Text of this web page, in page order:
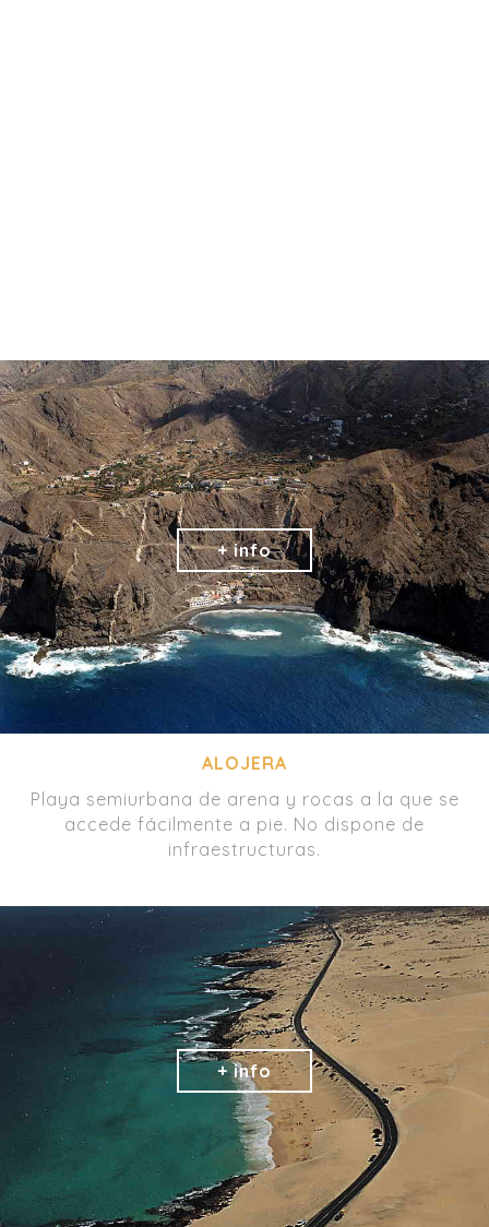
ALOJERA
Playa semiurbana de arena y rocas a la que se
accede fácilmente a pie. No dispone de
infraestructuras.